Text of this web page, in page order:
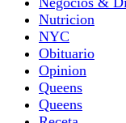
Nutricion
NYC
Obituario
Opinion
Queens
Queens